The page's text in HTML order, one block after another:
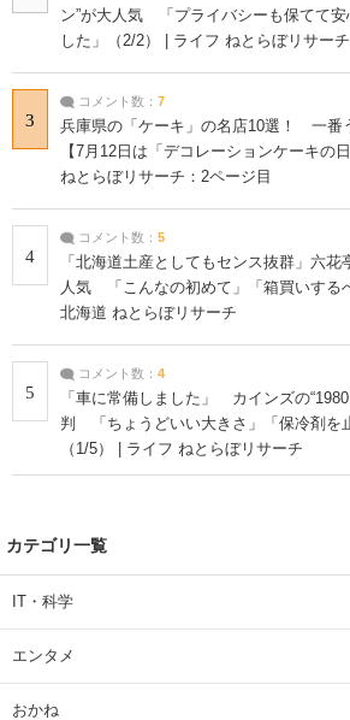
ン”が大人気 「プライバシーも保てて安
した」（2/2） | ライフ ねとらぼリサー
3
コメント数： 7
兵庫県の「ケーキ」の名店10選！ 一番
【7月12日は「デコレーションケーキの
ねとらぼリサーチ：2ページ目
4
コメント数： 5
「北海道土産としてもセンス抜群」六花
人気 「こんなの初めて」「箱買いする
北海道 ねとらぼリサーチ
5
コメント数： 4
「車に常備しました」 カインズの
判 「ちょうどいい大きさ」「保冷剤を
（1/5） | ライフ ねとらぼリサーチ
カテゴリ一覧
IT・科学
エンタメ
おかね